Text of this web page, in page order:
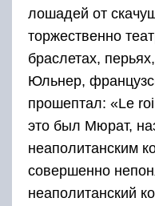
лошадей от
торжественно
браслетах,
Юльнер,
прошептал: «Le
это был Мюрат,
неаполитанским
совершенно
неаполитанский